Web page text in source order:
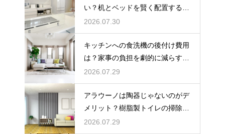
い？机とベッドを賢く配置するレ
イアウト
2026.07.30
キッチンへの食洗機の後付け費用
は？家事の負担を劇的に減らす導
入相場
2026.07.29
アラウーノは陶器じゃないのがデ
メリット？樹脂製トイレの掃除の
注意点
2026.07.29